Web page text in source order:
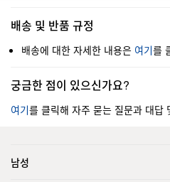
배송 및 반품 규정
배송에 대한 자세한 내용은 여기를
궁금한 점이 있으신가요?
여기를 클릭해 자주 묻는 질문과 대답
남성